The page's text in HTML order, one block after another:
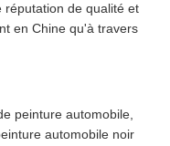
réputation de qualité et
en Chine qu'à travers
peinture automobile,
automobile noir